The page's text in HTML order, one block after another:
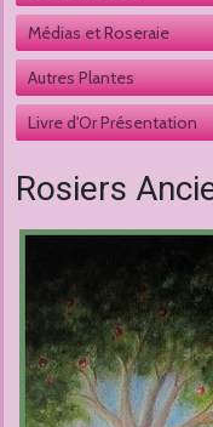
Rosiers
Médias et Roseraie
Autres Plantes
Livre d'Or Présentation